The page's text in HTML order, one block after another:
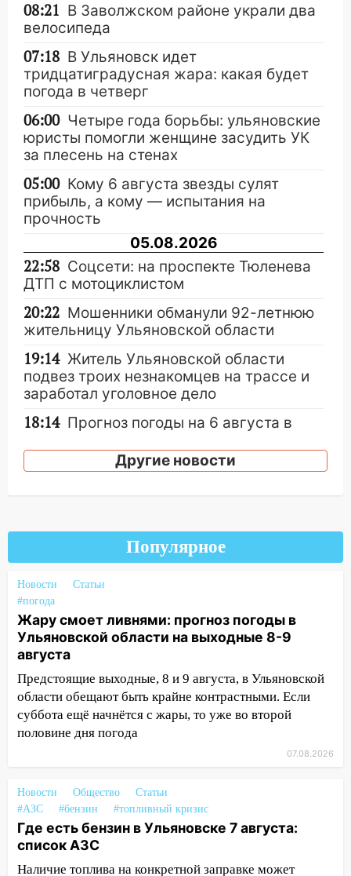
08:21 В Заволжском районе украли два
велосипеда
07:18 В Ульяновск идет
тридцатиградусная жара: какая будет
погода в четверг
06:00 Четыре года борьбы: ульяновские
юристы помогли женщине засудить УК
за плесень на стенах
05:00 Кому 6 августа звезды сулят
прибыль, а кому — испытания на
прочность
05.08.2026
22:58 Соцсети: на проспекте Тюленева
ДТП с мотоциклистом
20:22 Мошенники обманули 92-летнюю
жительницу Ульяновской области
19:14 Житель Ульяновской области
подвез троих незнакомцев на трассе и
заработал уголовное дело
18:14 Прогноз погоды на 6 августа в
18:00 Мотофристайл, рок и силовой
17:30 Где есть бензин в Ульяновске 5
августа после рабочего дня: список АЗС
17:05
«Обыск» по видеосвязи: в
Ульяновске задержали 19-летнюю
сообщницу мошенников
16:12 Едва не перерезал горло: в
Вешкайме посиделки с судимым
знакомым закончились для женщины
больницей
16:06 18-летняя девушка без прав
перевернулась на мопеде и попала в
15:59
Ульяновец отдал более 14
миллионов рублей за криминальное
покровительство
15:32
На «кольце» кроссовер сбил 18-
летнего мопедиста
Другие новости
Популярное
Новости
Статьи
#погода
Жару смоет ливнями: прогноз погоды в
Ульяновской области на выходные 8-9
августа
Предстоящие выходные, 8 и 9 августа, в Ульяновской
области обещают быть крайне контрастными. Если
суббота ещё начнётся с жары, то уже во второй
половине дня погода
07.08.2026
Новости Общество
Статьи
#АЗС
#бензин #топливный кризис
Где есть бензин в Ульяновске 7 августа:
список АЗС
Наличие топлива на конкретной заправке может